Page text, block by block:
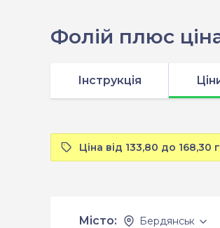
Фолій плюс
Інструкція
Ціна від 133,80 до 168,30
Місто: Бердянськ